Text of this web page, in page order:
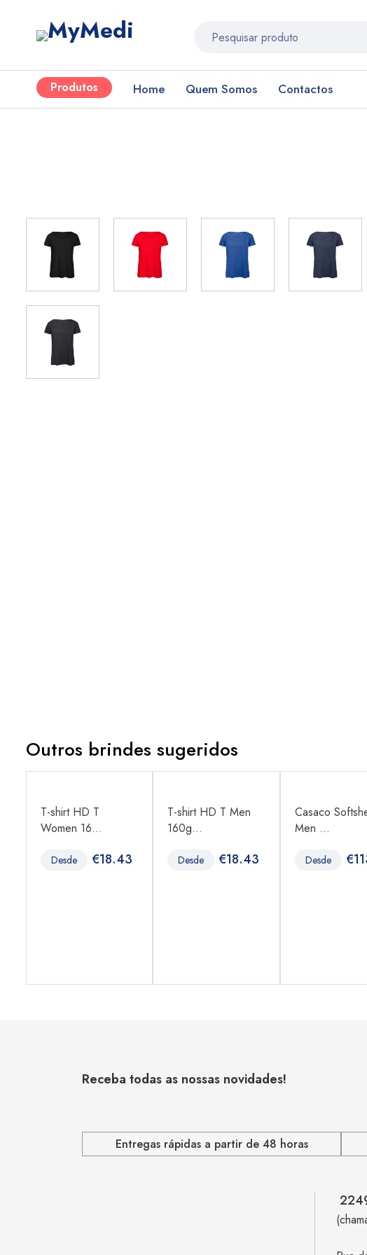
Produtos Home Quem Somos Contactos
Outros brindes sugeridos
T-shirt HD T
Women 16...
Desde €18.43
T-shirt HD T Men
160g...
Desde €18.43
Casaco
Men ...
Desde €
Receba todas as nossas novidades!
Entregas rápidas a partir de 48 horas